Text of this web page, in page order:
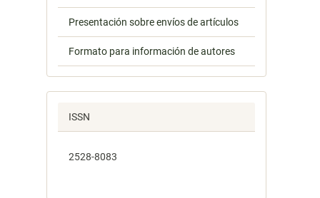
Presentación sobre envíos de artículos
Formato para información de autores
ISSN
2528-8083